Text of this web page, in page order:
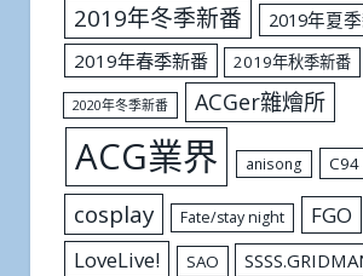
2019年冬季新番
2019年夏
2019年春季新番
2019年秋季新番
2020年冬季新番 ACGer雜燴所
ACG業界 anisong C94
cosplay Fate/stay night FGO
LoveLive! SAO